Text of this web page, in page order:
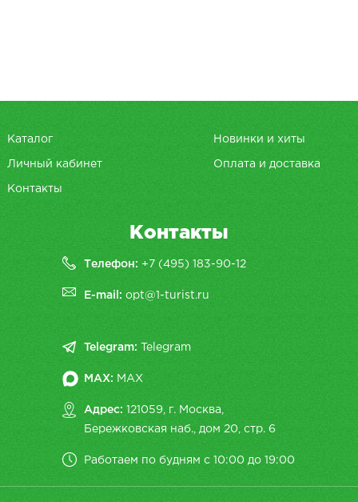
Каталог Новинки и хиты
Личный кабинет Оплата и доставка
Контакты
Контакты
Телефон: +7 (495) 183-90-12
E-mail:opt@1-turist.ru
Telegram: Telegram
MAX: MAX
Адрес: 121059, г. Москва,
Бережковская наб., дом 20, cтр. 6
Работаем по будням с 10:00 до 19:00